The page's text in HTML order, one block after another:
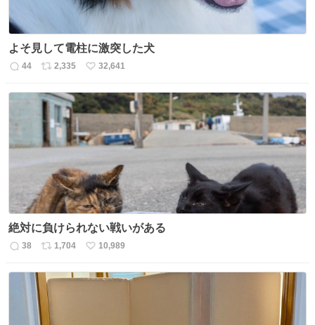
よそ見して電柱に激突した犬
返
数
44
リ
ス
ト
数
2,335
い
ね
数
32,641
絶対に負けられない戦いがある
返
38
リ
ス
ト
数
1,704
い
ね
10,989